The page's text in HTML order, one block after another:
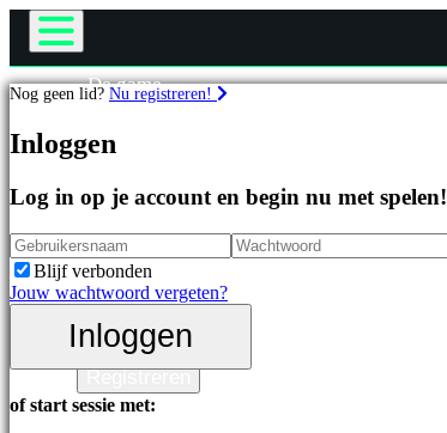
Uitgelichte
games
Nieuwe
uitgaven
Gratis
te
Categorieën
De game
Gameplay
Nieuws
Handleidingen
Ondersteuning
Forums
Winkel
Inloggen
Registreren
Nog geen lid? Nu registreren!
Inloggen
Log in op je account en begin nu met spelen!
Blijf verbonden
Jouw wachtwoord vergeten?
Inloggen
of start sessie met: